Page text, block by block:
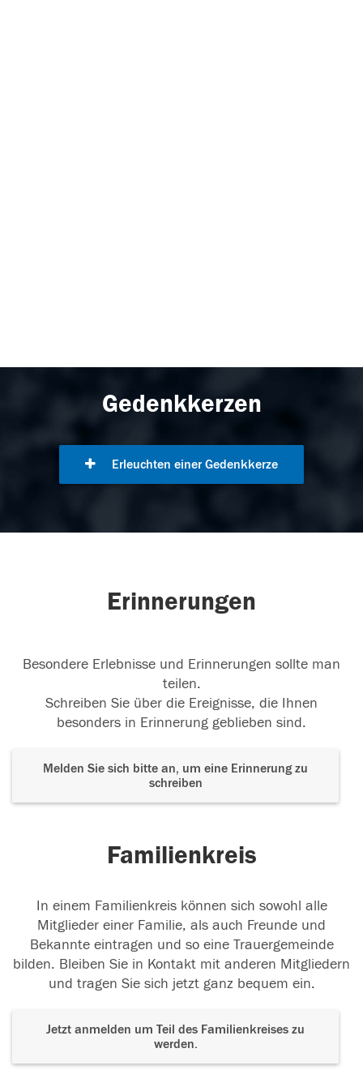
Gedenkkerzen
Erleuchten einer Gedenkkerze
Erinnerungen
Besondere Erlebnisse und Erinnerungen sollte man
teilen.
Schreiben Sie über die Ereignisse, die Ihnen
besonders in Erinnerung geblieben sind.
Melden Sie sich bitte an, um eine Erinnerung zu
schreiben
Familienkreis
In einem Familienkreis können sich sowohl alle
Mitglieder einer Familie, als auch Freunde und
Bekannte eintragen und so eine Trauergemeinde
bilden. Bleiben Sie in Kontakt mit anderen Mitgliedern
und tragen Sie sich jetzt ganz bequem ein.
Jetzt anmelden um Teil des Familienkreises zu
werden.